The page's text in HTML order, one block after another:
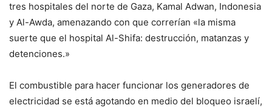
tres hospitales del norte de Gaza, Kamal Adwan, Indonesia
y Al-Awda, amenazando con que correrían «la misma
suerte que el hospital Al-Shifa: destrucción, matanzas y
detenciones.»
El combustible para hacer funcionar los generadores de
electricidad se está agotando en medio del bloqueo israelí,